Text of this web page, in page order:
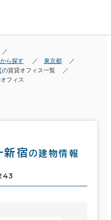
ら探す
東京都
の賃貸オフィス一覧
フィス
新宿の建物情報